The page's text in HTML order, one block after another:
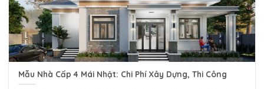
Mẫu Nhà Cấp 4 Mái Nhật: Chi Phí Xây Dựng, Thi Công